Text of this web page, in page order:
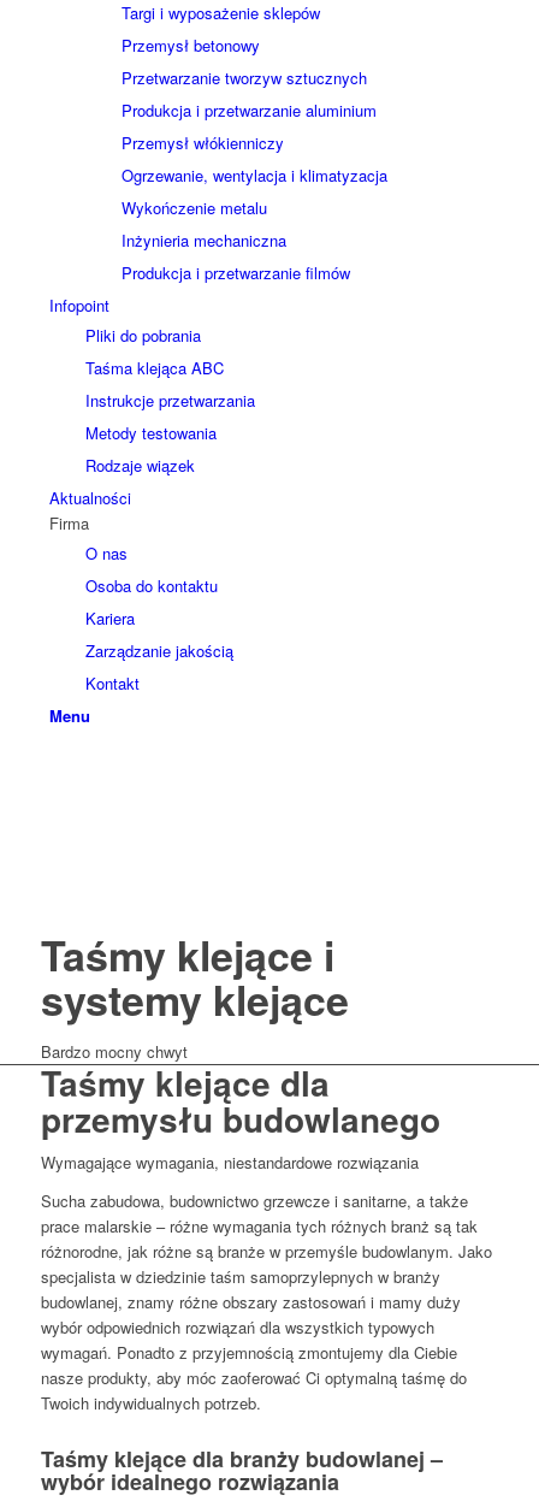
Targi i wyposażenie sklepów
Przemysł betonowy
Przetwarzanie tworzyw sztucznych
Produkcja i przetwarzanie aluminium
Przemysł włókienniczy
Ogrzewanie, wentylacja i klimatyzacja
Wykończenie metalu
Inżynieria mechaniczna
Produkcja i przetwarzanie filmów
Infopoint
Pliki do pobrania
Taśma klejąca ABC
Instrukcje przetwarzania
Metody testowania
Rodzaje wiązek
Aktualności
Firma
O nas
Osoba do kontaktu
Kariera
Zarządzanie jakością
Kontakt
Menu
Taśmy klejące i
systemy klejące
Bardzo mocny chwyt
Taśmy klejące dla
przemysłu budowlanego
Wymagające wymagania, niestandardowe rozwiązania
Sucha zabudowa, budownictwo grzewcze i sanitarne, a także
prace malarskie – różne wymagania tych różnych branż są tak
różnorodne, jak różne są branże w przemyśle budowlanym. Jako
specjalista w dziedzinie taśm samoprzylepnych w branży
budowlanej, znamy różne obszary zastosowań i mamy duży
wybór odpowiednich rozwiązań dla wszystkich typowych
wymagań. Ponadto z przyjemnością zmontujemy dla Ciebie
nasze produkty, aby móc zaoferować Ci optymalną taśmę do
Twoich indywidualnych potrzeb.
Taśmy klejące dla branży budowlanej –
wybór idealnego rozwiązania